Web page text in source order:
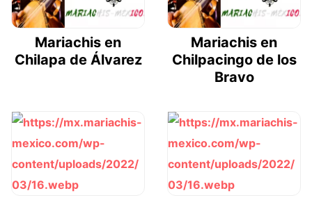
Mariachis en
Chilapa de Álvarez
Mariachis en
Chilpacingo de los
Bravo